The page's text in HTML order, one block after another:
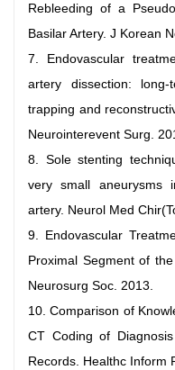
Rebleeding of a
Basilar Artery. J Korean
7. Endovascular
artery dissection:
trapping and
Neurointerevent Surg.
8. Sole stenting
very small aneurysms
artery. Neurol Med
9. Endovascular
Proximal Segment of
Neurosurg Soc. 2013.
10. Comparison of
CT Coding of
Records. Healthc Inform